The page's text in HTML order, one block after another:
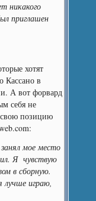
никакого
приглашен
хотят
Кассано в
А вот форвард
себя не
свою позицию
мое место
Я чувствую
в сборную.
лучше играю,